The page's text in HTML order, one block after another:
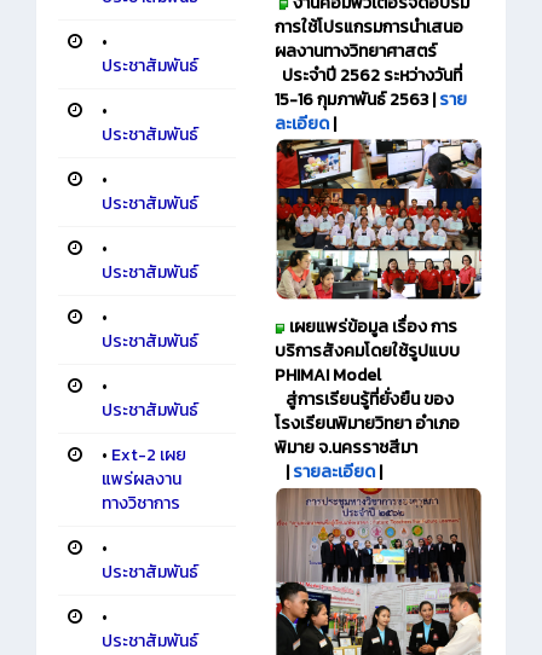
•
ประชาสัมพันธ์
•
ประชาสัมพันธ์
•
ประชาสัมพันธ์
•
ประชาสัมพันธ์
•
ประชาสัมพันธ์
•
ประชาสัมพันธ์
• Ext-2 เผย
แพร่ผลงาน
ทางวิชาการ
•
ประชาสัมพันธ์
•
ประชาสัมพันธ์
การใช้โปรแกรมการนำเสนอ
ผลงานทางวิทยาศาสตร์
ประจำปี 2562 ระหว่างวันที่
15-16 กุมภาพันธ์ 2563 |ราย
ละเอียด|
เผยแพร่ข้อมูล เรื่อง การ
บริการสังคมโดยใช้รูปแบบ
PHIMAI Model
สู่การเรียนรู้ที่ยั่งยืน ของ
โรงเรียนพิมายวิทยา อำเภอ
พิมาย จ.นครราชสีมา
|รายละเอียด|